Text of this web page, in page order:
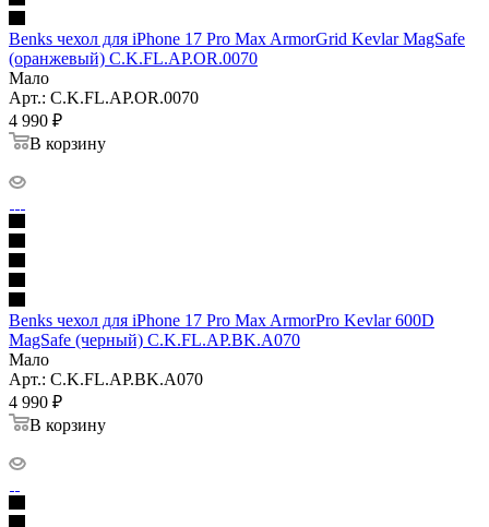
Benks чехол для iPhone 17 Pro Max ArmorGrid Kevlar MagSafe
(оранжевый) C.K.FL.AP.OR.0070
Мало
Арт.: C.K.FL.AP.OR.0070
4 990 ₽
В корзину
Benks чехол для iPhone 17 Pro Max ArmorPro Kevlar 600D
MagSafe (черный) C.K.FL.AP.BK.A070
Мало
Арт.: C.K.FL.AP.BK.A070
4 990 ₽
В корзину